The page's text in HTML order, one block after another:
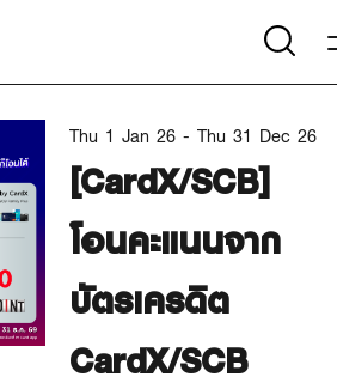
Thu 1 Jan 26 - Thu 31 Dec 26
[CardX/SCB]
โอนคะแนนจาก
บัตรเครดิต
CardX/SCB